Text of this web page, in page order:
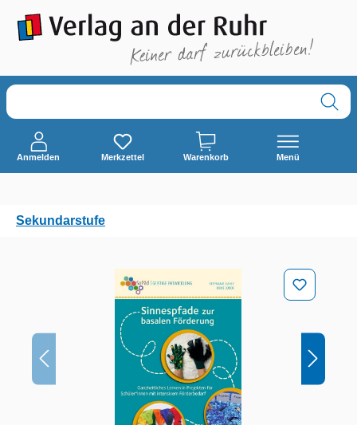
springen
Anmelden Merkzettel Warenkorb Menü
Sekundarstufe
Bildergalerie überspringen